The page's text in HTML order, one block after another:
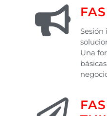
Sesión
Una